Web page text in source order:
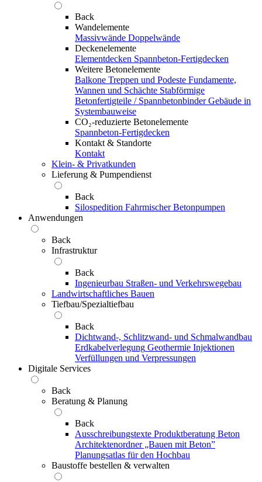
Back
Wandelemente
Massivwände Doppelwände
Deckenelemente
Elementdecken Spannbeton-Fertigdecken
Weitere Betonelemente
Balkone Treppen und Podeste Fundamente,
Wannen und Schächte Stabförmige
Betonfertigteile / Spannbetonbinder Gebäude in
Systembauweise
CO₂-reduzierte Betonelemente
Spannbeton-Fertigdecken
Kontakt & Standorte
Kontakt
Klein- & Privatkunden
Lieferung & Pumpendienst
Back
Silospedition Fahrmischer Betonpumpen
Anwendungen
Back
Infrastruktur
Back
Ingenieurbau Straßen- und Verkehrswegebau
Landwirtschaftliches Bauen
Tiefbau/Spezialtiefbau
Back
Dichtwand-, Schlitzwand- und Schmalwandbau
Erdkabelverlegung Geothermie Injektionen
Verfüllungen und Verpressungen
Digitale Services
Back
Beratung & Planung
Back
Ausschreibungstexte Produktberatung Beton
Architektenordner „Bauen mit Beton”
Planungsatlas für den Hochbau
Baustoffe bestellen & verwalten